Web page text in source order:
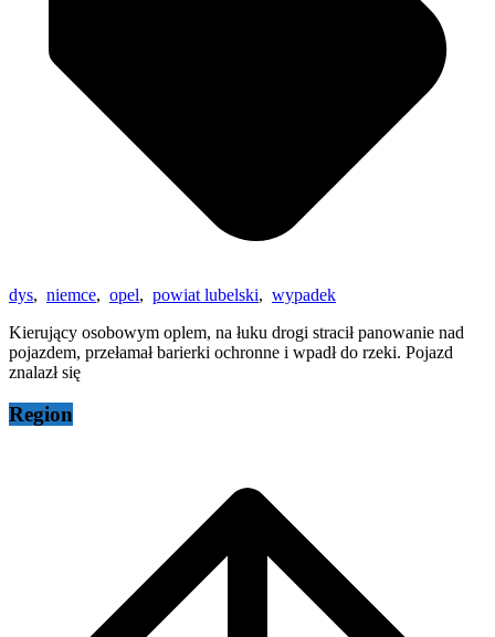
dys, niemce, opel, powiat lubelski, wypadek
Kierujący osobowym oplem, na łuku drogi stracił panowanie nad
pojazdem, przełamał barierki ochronne i wpadł do rzeki. Pojazd
znalazł się
Region